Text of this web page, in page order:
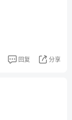
回复 分享